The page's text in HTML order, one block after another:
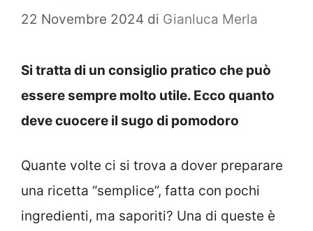
22 Novembre 2024 di Gianluca Merla
Si tratta di un consiglio pratico che può
essere sempre molto utile. Ecco quanto
deve cuocere il sugo di pomodoro
Quante volte ci si trova a dover preparare
una ricetta “semplice”, fatta con pochi
ingredienti, ma saporiti? Una di queste è